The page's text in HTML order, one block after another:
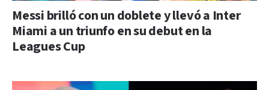
Messi brilló con un doblete y llevó a Inter
Miami a un triunfo en su debut en la
Leagues Cup